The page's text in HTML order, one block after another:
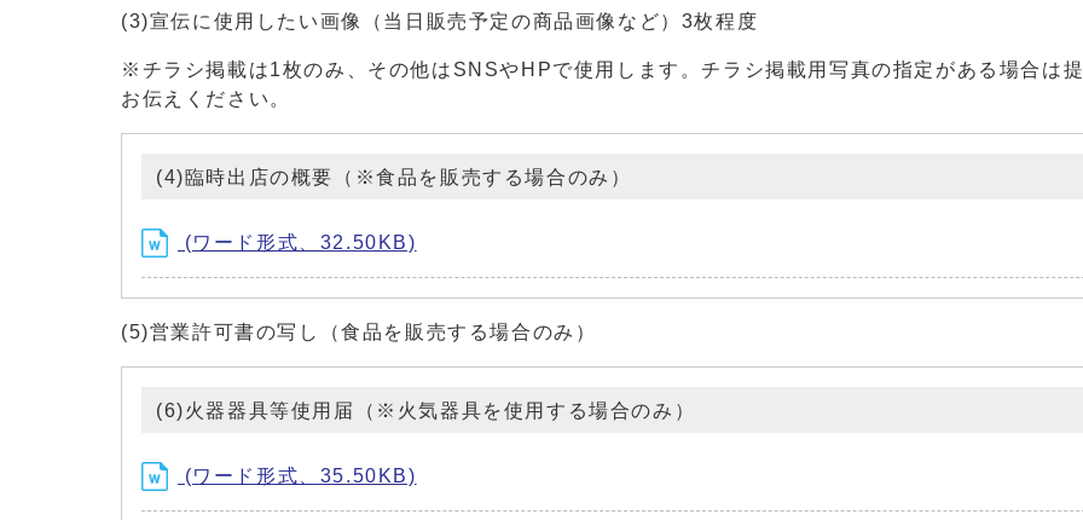
(3)宣伝に使用したい画像（当日販売予定の商品画像など）3枚程度
※チラシ掲載は1枚のみ、その他はSNSやHPで使用します。チラシ掲載用写真の指定がある場合は
お伝えください。
(4)臨時出店の概要（※食品を販売する場合のみ）
(ワード形式、32.50KB)
(5)営業許可書の写し（食品を販売する場合のみ）
(6)火器器具等使用届（※火気器具を使用する場合のみ）
(ワード形式、35.50KB)